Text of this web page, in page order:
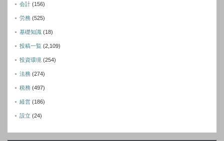
会計 (156)
労務 (525)
基礎知識 (18)
投稿一覧 (2,109)
投資環境 (254)
法務 (274)
税務 (497)
経営 (186)
設立 (24)